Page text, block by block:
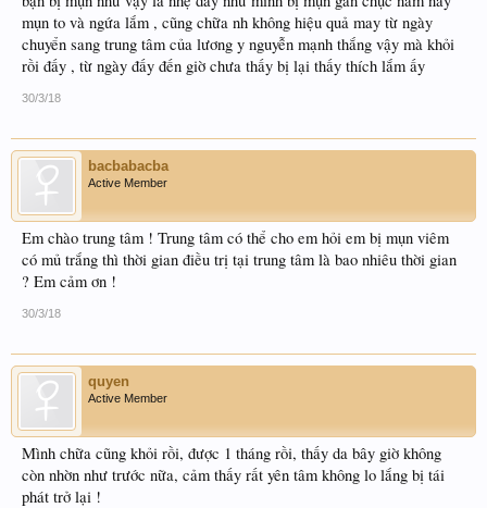
mụn to và ngứa lắm , cũng chữa nh không hiệu quả may từ ngày
chuyển sang trung tâm của lương y nguyễn mạnh thắng vậy mà khỏi
rồi đấy , từ ngày đấy đến giờ chưa thấy bị lại thấy thích lắm ấy
30/3/18
bacbabacba
Active Member
Em chào trung tâm ! Trung tâm có thể cho em hỏi em bị mụn viêm
có mủ trắng thì thời gian điều trị tại trung tâm là bao nhiêu thời gian
? Em cảm ơn !
30/3/18
quyen
Active Member
Mình chữa cũng khỏi rồi, được 1 tháng rồi, thấy da bây giờ không
còn nhờn như trước nữa, cảm thấy rất yên tâm không lo lắng bị tái
phát trở lại !